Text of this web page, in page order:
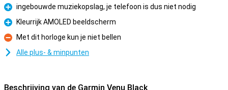
Pluspunt
ingebouwde muziekopslag, je telefoon is dus niet nodig
Pluspunt
Kleurrijk AMOLED beeldscherm
Minpunt
Met dit horloge kun je niet bellen
Alle plus- & minpunten
Beschrijving van de Garmin Venu Black